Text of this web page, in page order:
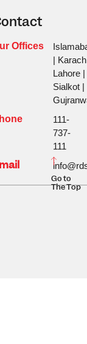
Offices
|
Lahore |
Sialkot |
111-
737-
111
Go to
The Top